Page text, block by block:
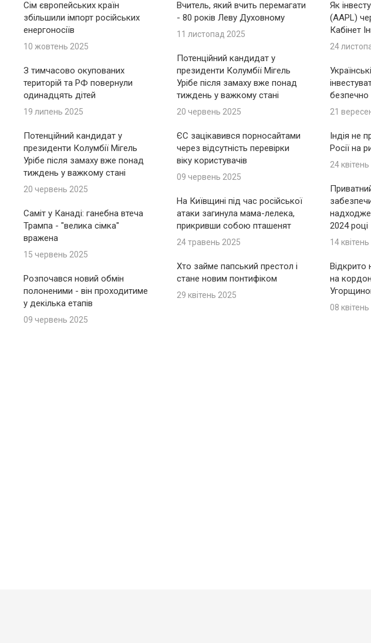
Сім європейських країн
збільшили імпорт російських
енергоносіїв
10 жовтень 2025
З тимчасово окупованих
територій та РФ повернули
одинадцять дітей
19 липень 2025
Потенційний кандидат у
президенти Колумбії Мігель
Урібе після замаху вже понад
тиждень у важкому стані
20 червень 2025
Саміт у Канаді: ганебна втеча
Трампа - "велика сімка"
вражена
15 червень 2025
Розпочався новий обмін
полоненими - він проходитиме
у декілька етапів
09 червень 2025
Вчитель, який вчить перемагати
- 80 років Леву Духовному
11 листопад 2025
Потенційний кандидат у
президенти Колумбії Мігель
Урібе після замаху вже понад
тиждень у важкому стані
20 червень 2025
ЄС зацікавився порносайтами
через відсутність перевірки
віку користувачів
09 червень 2025
На Київщині під час російської
атаки загинула мама-лелека,
прикривши собою пташенят
24 травень 2025
Хто займе папський престол і
стане новим понтифіком
29 квітень 2025
Як
(AAPL)
Кабінет
24
безпечно
21
Індія не
Росії на
24
2024 році
14
Відкрито
на
08